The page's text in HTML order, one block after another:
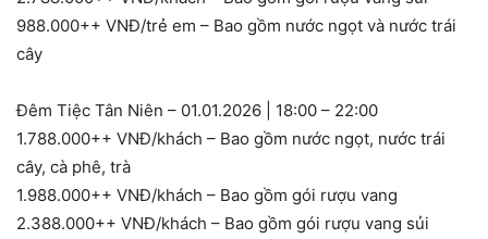
988.000++ VNĐ/trẻ em – Bao gồm nước ngọt và nước trái
cây
Đêm Tiệc Tân Niên – 01.01.2026 | 18:00 – 22:00
1.788.000++ VNĐ/khách – Bao gồm nước ngọt, nước trái
cây, cà phê, trà
1.988.000++ VNĐ/khách – Bao gồm gói rượu vang
2.388.000++ VNĐ/khách – Bao gồm gói rượu vang sủi